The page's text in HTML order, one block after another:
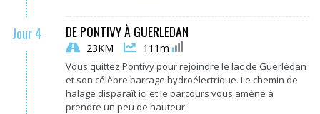
Jour 4 DE PONTIVY À GUERLEDAN
23KM 111m
Vous quittez Pontivy pour rejoindre le lac de Guerlédan
et son célèbre barrage hydroélectrique. Le chemin de
halage disparaît ici et le parcours vous amène à
prendre un peu de hauteur.